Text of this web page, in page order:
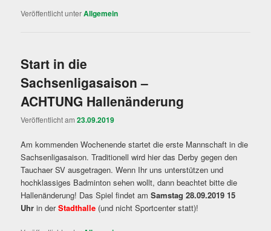
Veröffentlicht unterAllgemein
Start in die
Sachsenligasaison –
ACHTUNG Hallenänderung
Veröffentlicht am23.09.2019
Am kommenden Wochenende startet die erste Mannschaft in die
Sachsenligasaison. Traditionell wird hier das Derby gegen den
Tauchaer SV ausgetragen. Wenn Ihr uns unterstützen und
hochklassiges Badminton sehen wollt, dann beachtet bitte die
Hallenänderung! Das Spiel findet amSamstag 28.09.2019 15
Uhr in derStadthalle (und nicht Sportcenter statt)!